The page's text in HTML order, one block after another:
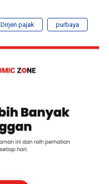
Dirjen pajak purbaya